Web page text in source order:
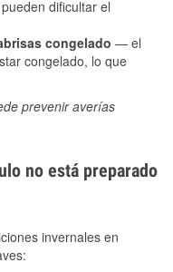
dificultar el
congelado — el
congelado, lo que
prevenir averías
no está preparado
invernales en